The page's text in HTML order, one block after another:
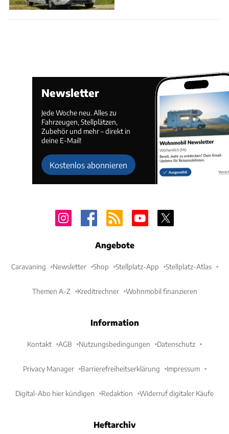
Newsletter
Jede Woche neu. Alles zu
Fahrzeugen, Stellplätzen,
Zubehör und mehr – direkt in
deine E-Mail!
Kostenlos abonnieren
Angebote
Caravaning Newsletter Shop Stellplatz-App Stellplatz-Atlas
Themen A-Z Kreditrechner Wohnmobil finanzieren
Information
Kontakt AGB Nutzungsbedingungen Datenschutz
Privacy Manager Barrierefreiheitserklärung Impressum
Digital-Abo hier kündigen Redaktion Widerruf digitaler Käufe
Heftarchiv